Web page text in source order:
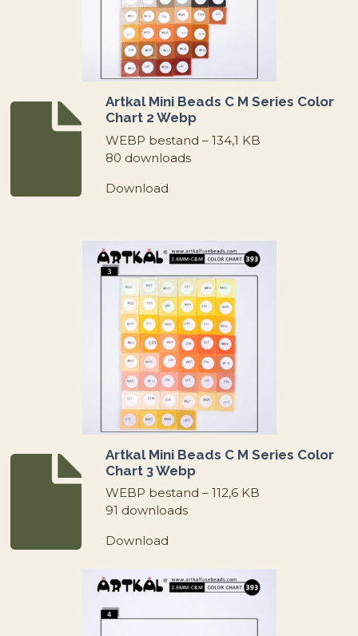
Artkal Mini Beads C M Series Color
Chart 2 Webp
WEBP bestand – 134,1 KB
80 downloads
Download
Artkal Mini Beads C M Series Color
Chart 3 Webp
WEBP bestand – 112,6 KB
91 downloads
Download